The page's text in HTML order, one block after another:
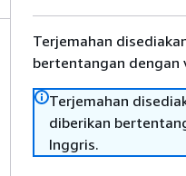
Terjemahan
bertentangan dengan
Terjemahan
diberikan
Inggris.